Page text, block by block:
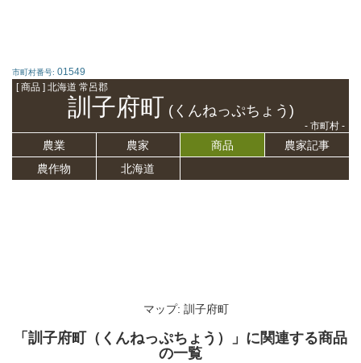
市町村番号: 01549
[ 商品 ] 北海道 常呂郡
訓子府町 (くんねっぷちょう)
- 市町村 -
農業 農家 商品
農家記事
農作物
北海道
マップ: 訓子府町
「訓子府町（くんねっぷちょう）」 に関連する商品
の一覧